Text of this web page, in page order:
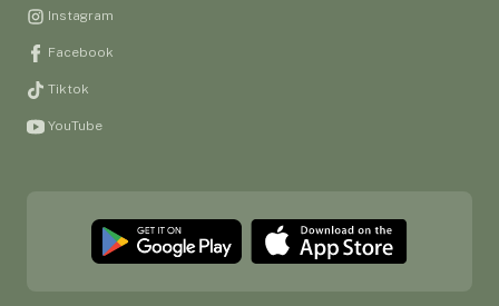
Instagram
Facebook
Tiktok
YouTube